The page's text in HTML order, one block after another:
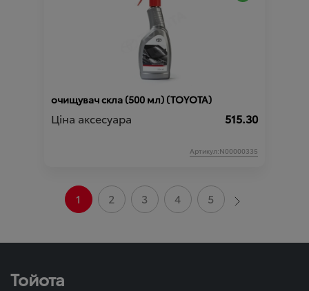
очищувач скла (500 мл) (TOYOTA)
Ціна аксесуара 515.30
Артикул:N00000335
1 2 3 4 5
Тойота